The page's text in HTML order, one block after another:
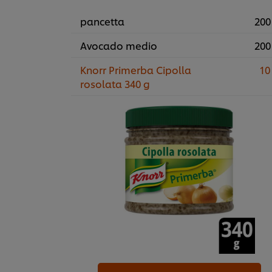
pancetta
Avocado medio
Knorr Primerba Cipolla
rosolata 340 g